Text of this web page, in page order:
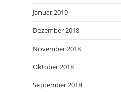
Januar 2019
Dezember 2018
November 2018
Oktober 2018
September 2018